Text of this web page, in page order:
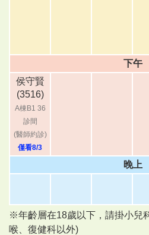
下午
侯守賢
(3516)
A棟B1 36
診間
(醫師約診)
僅看8/3
晚上
※年齡層在18歲以下，請掛小兒
喉、復健科以外)